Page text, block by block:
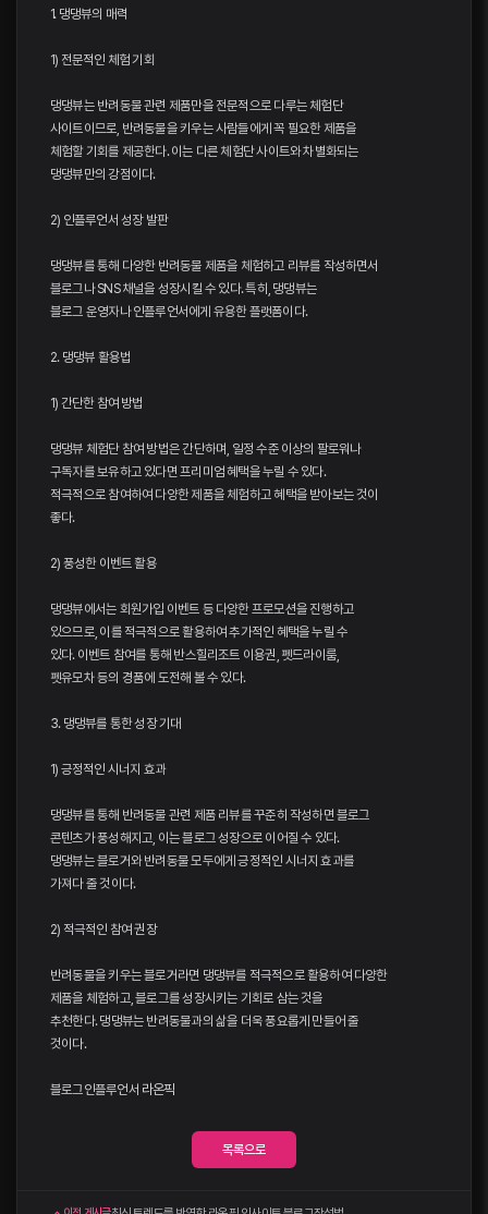
1. 댕댕뷰의 매력
1) 전문적인 체험 기회
댕댕뷰는 반려동물 관련 제품만을 전문적으로 다루는 체험단
사이트이므로, 반려동물을 키우는 사람들에게 꼭 필요한 제품을
체험할 기회를 제공한다. 이는 다른 체험단 사이트와 차별화되는
댕댕뷰만의 강점이다.
2) 인플루언서 성장 발판
댕댕뷰를 통해 다양한 반려동물 제품을 체험하고 리뷰를 작성하면서
블로그나 SNS 채널을 성장시킬 수 있다. 특히, 댕댕뷰는
블로그 운영자나 인플루언서에게 유용한 플랫폼이다.
2. 댕댕뷰 활용법
1) 간단한 참여 방법
댕댕뷰 체험단 참여 방법은 간단하며, 일정 수준 이상의 팔로워나
구독자를 보유하고 있다면 프리미엄 혜택을 누릴 수 있다.
적극적으로 참여하여 다양한 제품을 체험하고 혜택을 받아보는 것이
좋다.
2) 풍성한 이벤트 활용
댕댕뷰에서는 회원가입 이벤트 등 다양한 프로모션을 진행하고
있으므로, 이를 적극적으로 활용하여 추가적인 혜택을 누릴 수
있다. 이벤트 참여를 통해 반스힐리조트 이용권, 펫드라이룸,
펫유모차 등의 경품에 도전해 볼 수 있다.
3. 댕댕뷰를 통한 성장 기대
1) 긍정적인 시너지 효과
댕댕뷰를 통해 반려동물 관련 제품 리뷰를 꾸준히 작성하면 블로그
콘텐츠가 풍성해지고, 이는 블로그 성장으로 이어질 수 있다.
댕댕뷰는 블로거와 반려동물 모두에게 긍정적인 시너지 효과를
가져다 줄 것이다.
2) 적극적인 참여 권장
반려동물을 키우는 블로거라면 댕댕뷰를 적극적으로 활용하여 다양한
제품을 체험하고, 블로그를 성장시키는 기회로 삼는 것을
추천한다. 댕댕뷰는 반려동물과의 삶을 더욱 풍요롭게 만들어 줄
것이다.
블로그인플루언서 라온픽
목록으로